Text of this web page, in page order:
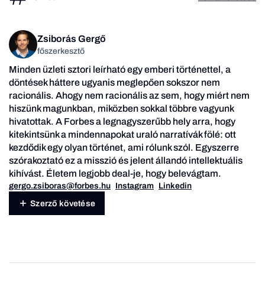
Zsiborás Gergő
főszerkesztő
Minden üzleti sztori leírható egy emberi történettel, a
döntések háttere ugyanis meglepően sokszor nem
racionális. Ahogy nem racionális az sem, hogy miért nem
hiszünk magunkban, miközben sokkal többre vagyunk
hivatottak. A Forbes a legnagyszerűbb hely arra, hogy
kitekintsünk a mindennapokat uraló narratívák fölé: ott
kezdődik egy olyan történet, ami rólunk szól. Egyszerre
szórakoztató ez a misszió és jelent állandó intellektuális
kihívást. Életem legjobb deal-je, hogy belevágtam.
gergo.zsiboras@forbes.hu Instagram Linkedin
Szerző követése